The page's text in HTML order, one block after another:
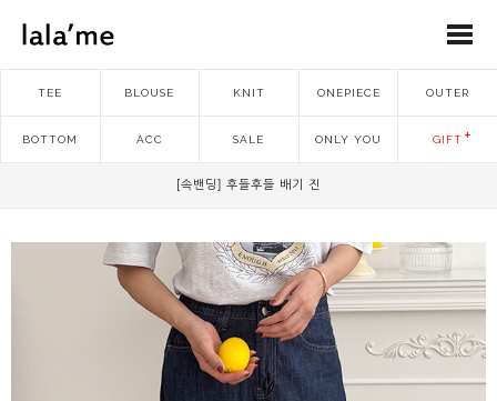
TEE BLOUSE KNIT ONEPIECE OUTER
BOTTOM ACC SALE ONLY YOU GIFT
[속밴딩] 후들후들 배기 진